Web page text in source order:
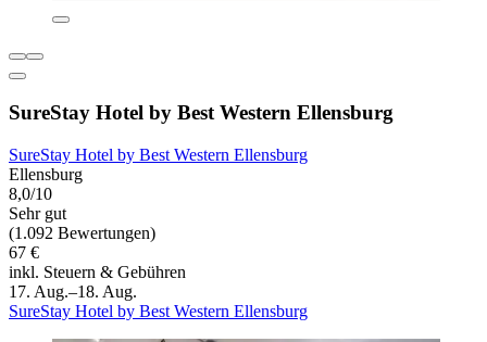
SureStay Hotel by Best Western Ellensburg
SureStay Hotel by Best Western Ellensburg
Ellensburg
8,0/10
Sehr gut
(1.092 Bewertungen)
67 €
inkl. Steuern & Gebühren
17. Aug.–18. Aug.
SureStay Hotel by Best Western Ellensburg